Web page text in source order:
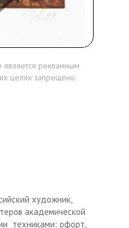
рекламным
целях запрещено.
художник,
академической
техниками: офорт,